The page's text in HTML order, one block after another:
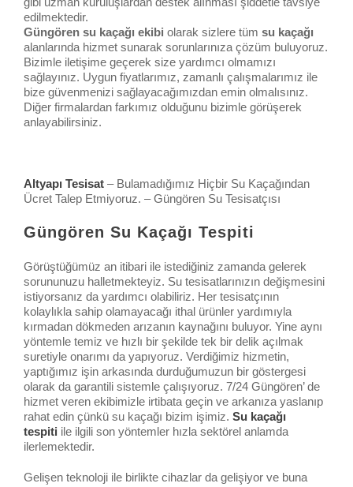
edilmektedir.
Güngören su kaçağı ekibi olarak sizlere tüm su kaçağı
alanlarında hizmet sunarak sorunlarınıza çözüm buluyoruz.
Bizimle iletişime geçerek size yardımcı olmamızı
sağlayınız. Uygun fiyatlarımız, zamanlı çalışmalarımız ile
bize güvenmenizi sağlayacağımızdan emin olmalısınız.
Diğer firmalardan farkımız olduğunu bizimle görüşerek
anlayabilirsiniz.
Altyapı Tesisat – Bulamadığımız Hiçbir Su Kaçağından
Ücret Talep Etmiyoruz. – Güngören Su Tesisatçısı
Güngören Su Kaçağı Tespiti
Görüştüğümüz an itibari ile istediğiniz zamanda gelerek
sorununuzu halletmekteyiz. Su tesisatlarınızın değişmesini
istiyorsanız da yardımcı olabiliriz. Her tesisatçının
kolaylıkla sahip olamayacağı ithal ürünler yardımıyla
kırmadan dökmeden arızanın kaynağını buluyor. Yine aynı
yöntemle temiz ve hızlı bir şekilde tek bir delik açılmak
suretiyle onarımı da yapıyoruz. Verdiğimiz hizmetin,
yaptığımız işin arkasında durduğumuzun bir göstergesi
olarak da garantili sistemle çalışıyoruz. 7/24 Güngören’ de
hizmet veren ekibimizle irtibata geçin ve arkanıza yaslanıp
rahat edin çünkü su kaçağı bizim işimiz. Su kaçağı
tespiti ile ilgili son yöntemler hızla sektörel anlamda
ilerlemektedir.
Gelişen teknoloji ile birlikte cihazlar da gelişiyor ve buna